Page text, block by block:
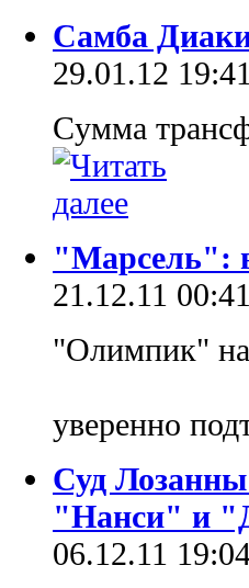
Самба
29.01.12 19:41
Cумма
"Марсель":
21.12.11 00:41
"Олимпик"
уверенно
Суд
"Нанси" и
06.12.11